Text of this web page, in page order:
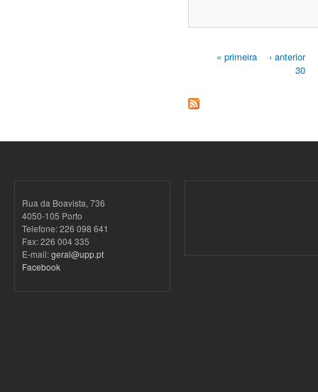
« primeira ‹ anterior
30
Rua da Boavista, 736
4050-105 Porto
Telefone: 226 098 641
Fax: 226 004 335
E-mail:geral@upp.pt
Facebook